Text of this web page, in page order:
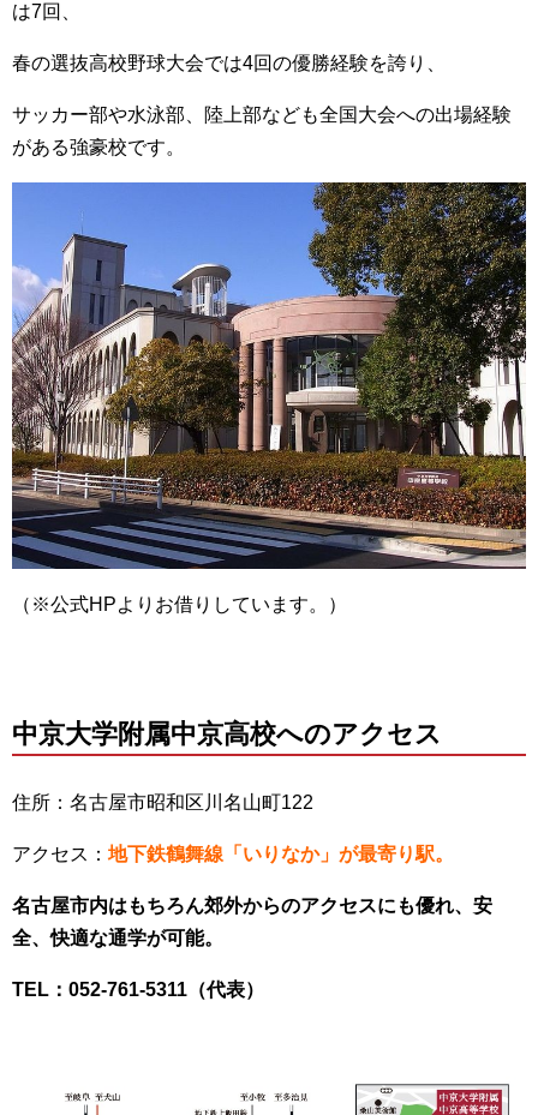
は7回、
春の選抜高校野球大会では4回の優勝経験を誇り、
サッカー部や水泳部、陸上部なども全国大会への出場経験
がある強豪校です。
（※公式HPよりお借りしています。）
中京大学附属中京高校へのアクセス
住所：名古屋市昭和区川名山町122
アクセス： 地下鉄鶴舞線「いりなか」が最寄り駅。
名古屋市内はもちろん郊外からのアクセスにも優れ、安
全、快適な通学が可能。
TEL：052-761-5311（代表）